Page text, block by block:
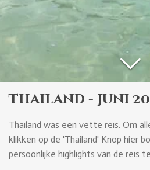
Thailand - Juni
Thailand was een vette reis. Om
klikken op de 'Thailand' Knop hier
persoonlijke highlights van de reis